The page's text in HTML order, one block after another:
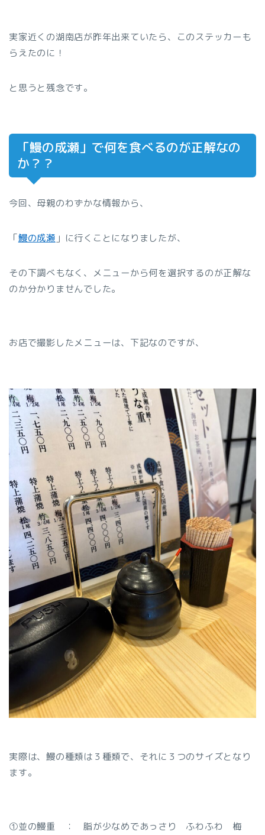
実家近くの湖南店が昨年出来ていたら、このステッカーも
らえたのに！
と思うと残念です。
「鰻の成瀬」で何を食べるのが正解なの
か？？
今回、母親のわずかな情報から、
「鰻の成瀬 」に行くことになりましたが、
その下調べもなく、メニューから何を選択するのが正解な
のか分かりませんでした。
お店で撮影したメニューは、下記なのですが、
実際は、鰻の種類は３種類で、それに３つのサイズとなり
ます。
①並の鰻重 ： 脂が少なめであっさり ふわふわ 梅